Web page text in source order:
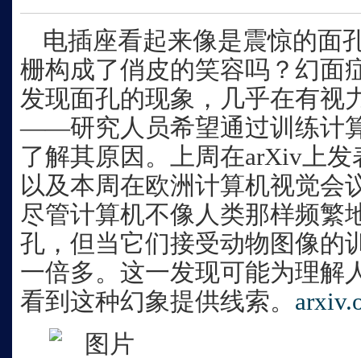
电插座看起来像是震惊的面
栅构成了俏皮的笑容吗？幻面
发现面孔的现象，几乎在有视
——研究人员希望通过训练计
了解其原因。上周在arXiv上
以及本周在欧洲计算机视觉会
尽管计算机不像人类那样频繁
孔，但当它们接受动物图像的
一倍多。这一发现可能为理解
看到这种幻象提供线索。